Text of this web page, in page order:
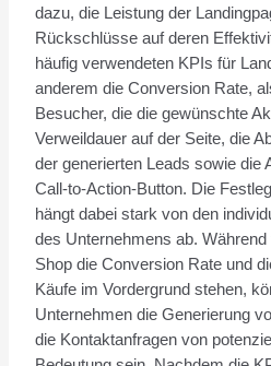
dazu, die Leistung der
Rückschlüsse auf deren
häufig verwendeten KPIs für
anderem die Conversion Rate,
Besucher, die die gewünschte
Verweildauer auf der Seite, die
der generierten Leads sowie die
Call-to-Action-Button. Die
hängt dabei stark von den
des Unternehmens ab.
Shop die Conversion Rate und
Käufe im Vordergrund stehen,
Unternehmen die Generierung
die Kontaktanfragen von